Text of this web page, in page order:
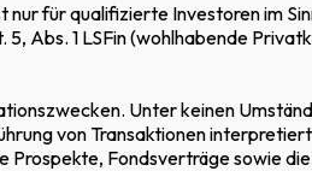
für qualifizierte Investoren im
5, Abs. 1 LSFin (wohlhabende
Unter keinen
von Transaktionen
Fondsverträge sowie